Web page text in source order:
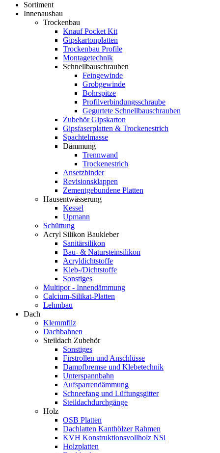
Sortiment
Innenausbau
Trockenbau
Knauf Pocket Kit
Gipskartonplatten
Trockenbau Profile
Montagetechnik
Schnellbauschrauben
Feingewinde
Grobgewinde
Bohrspitze
Profilverbindungsschraube
Gegurtete Schnellbauschrauben
Zubehör Gipskarton
Gipsfaserplatten & Trockenestrich
Spachtelmasse
Dämmung
Trennwand
Trockenestrich
Ansetzbinder
Revisionsklappen
Zementgebundene Platten
Hausentwässerung
Kessel
Upmann
Schüttung
Acryl Silikon Baukleber
Sanitärsilikon
Bau- & Natursteinsilikon
Acryldichtstoffe
Kleb-/Dichtstoffe
Sonstiges
Multipor - Innendämmung
Calcium-Silikat-Platten
Lehmbau
Dach
Klemmfilz
Dachbahnen
Steildach Zubehör
Sonstiges
Firstrollen und Anschlüsse
Dampfbremse und Klebetechnik
Unterspannbahn
Aufsparrendämmung
Schneefang und Lüftungsgitter
Steildachdurchgänge
Holz
OSB Platten
Dachlatten Kanthölzer Rahmen
KVH Konstruktionsvollholz NSi
Holzplatten